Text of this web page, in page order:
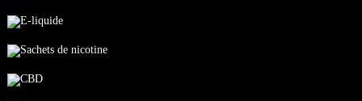
E-liquide
Sachets de nicotine
CBD